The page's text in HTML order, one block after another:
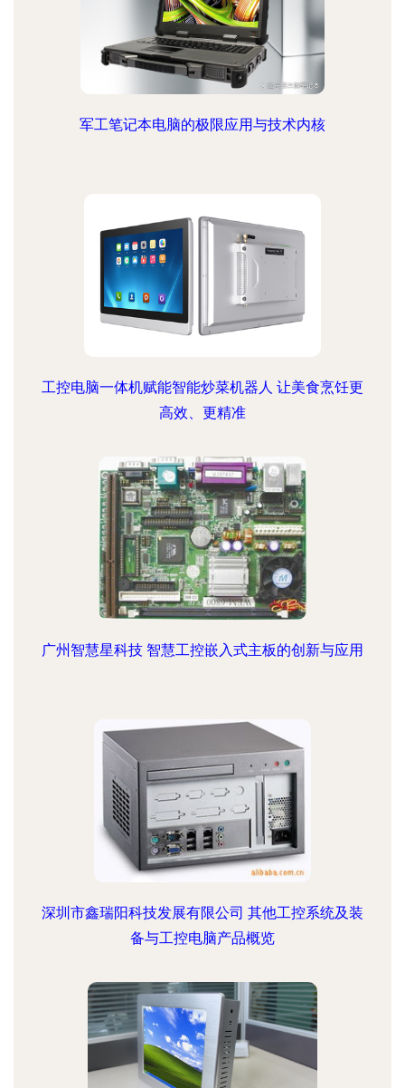
军工笔记本电脑的极限应用与技术内核
工控电脑一体机赋能智能炒菜机器人 让美食烹饪更
高效、更精准
广州智慧星科技 智慧工控嵌入式主板的创新与应用
深圳市鑫瑞阳科技发展有限公司 其他工控系统及装
备与工控电脑产品概览